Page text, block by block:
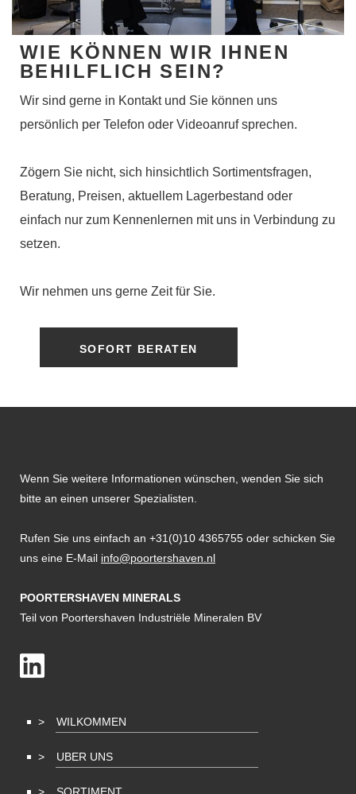
WIE KÖNNEN WIR IHNEN
BEHILFLICH SEIN?
Wir sind gerne in Kontakt und Sie können uns
persönlich per Telefon oder Videoanruf sprechen.
Zögern Sie nicht, sich hinsichtlich Sortimentsfragen,
Beratung, Preisen, aktuellem Lagerbestand oder
einfach nur zum Kennenlernen mit uns in Verbindung zu
setzen.
Wir nehmen uns gerne Zeit für Sie.
SOFORT BERATEN
Wenn Sie weitere Informationen wünschen, wenden Sie sich
bitte an einen unserer Spezialisten.
Rufen Sie uns einfach an +31(0)10 4365755 oder schicken Sie
uns eine E-Mail info@poortershaven.nl
POORTERSHAVEN MINERALS
Teil von Poortershaven Industriële Mineralen BV
WILKOMMEN
UBER UNS